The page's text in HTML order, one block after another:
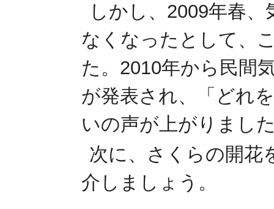
しかし、2009年春
なくなったとして、
た。2010年から民間
が発表され、「どれ
いの声が上がりまし
次に、さくらの開花
介しましょう。